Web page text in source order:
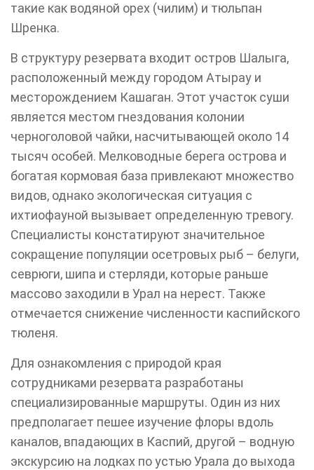
такие как водяной орех (чилим) и тюльпан
Шренка.
В структуру резервата входит остров Шалыга,
расположенный между городом Атырау и
месторождением Кашаган. Этот участок суши
является местом гнездования колонии
черноголовой чайки, насчитывающей около 14
тысяч особей. Мелководные берега острова и
богатая кормовая база привлекают множество
видов, однако экологическая ситуация с
ихтиофауной вызывает определенную тревогу.
Специалисты констатируют значительное
сокращение популяции осетровых рыб – белуги,
севрюги, шипа и стерляди, которые раньше
массово заходили в Урал на нерест. Также
отмечается снижение численности каспийского
тюленя.
Для ознакомления с природой края
сотрудниками резервата разработаны
специализированные маршруты. Один из них
предполагает пешее изучение флоры вдоль
каналов, впадающих в Каспий, другой – водную
экскурсию на лодках по устью Урала до выхода